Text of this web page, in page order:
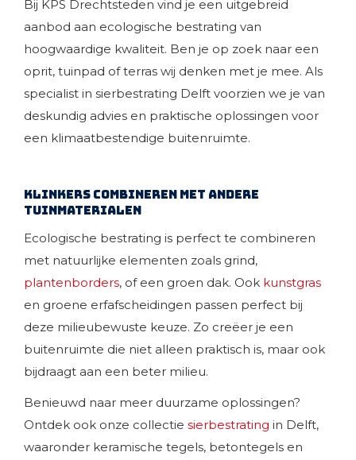
Bij KPS Drechtsteden vind je een uitgebreid
aanbod aan ecologische bestrating van
hoogwaardige kwaliteit. Ben je op zoek naar een
oprit, tuinpad of terras wij denken met je mee. Als
specialist in sierbestrating Delft voorzien we je van
deskundig advies en praktische oplossingen voor
een klimaatbestendige buitenruimte.
Klinkers combineren met andere
tuinmaterialen
Ecologische bestrating is perfect te combineren
met natuurlijke elementen zoals grind,
plantenborders, of een groen dak. Ook kunstgras
en groene erfafscheidingen passen perfect bij
deze milieubewuste keuze. Zo creëer je een
buitenruimte die niet alleen praktisch is, maar ook
bijdraagt aan een beter milieu.
Benieuwd naar meer duurzame oplossingen?
Ontdek ook onze collectie sierbestrating in Delft,
waaronder keramische tegels, betontegels en